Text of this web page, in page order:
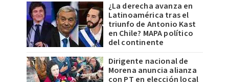
¿La derecha avanza en
Latinoamérica tras el
triunfo de Antonio Kast
en Chile? MAPA político
del continente
Dirigente nacional de
Morena anuncia alianza
con PT en elección local